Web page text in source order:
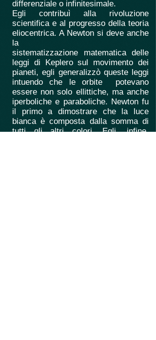
differenziale o infinitesimale.
Egli contribuì alla rivoluzione
scientifica e al progresso della teoria
eliocentrica. A Newton si deve anche
la
sistematizzazione matematica delle
leggi di Keplero sul movimento dei
pianeti, egli generalizzò queste leggi
intuendo che le orbite potevano
essere non solo ellittiche, ma anche
iperboliche e paraboliche. Newton fu
il primo a dimostrare che la luce
bianca è composta dalla somma di
tutti gli altri colori. Egli, infine,